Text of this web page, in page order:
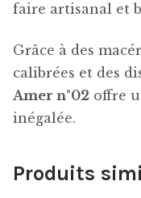
faire artisanal et
Grâce à des
calibrées et des
Amer n°02 offre
inégalée.
Produits